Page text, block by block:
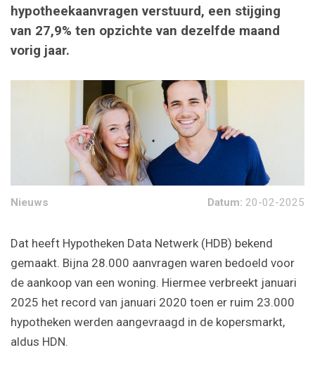
hypotheekaanvragen verstuurd, een stijging
van 27,9% ten opzichte van dezelfde maand
vorig jaar.
Nieuws Datum: 20-02-2025
Dat heeft Hypotheken Data Netwerk (HDB) bekend
gemaakt. Bijna 28.000 aanvragen waren bedoeld voor
de aankoop van een woning. Hiermee verbreekt januari
2025 het record van januari 2020 toen er ruim 23.000
hypotheken werden aangevraagd in de kopersmarkt,
aldus HDN.